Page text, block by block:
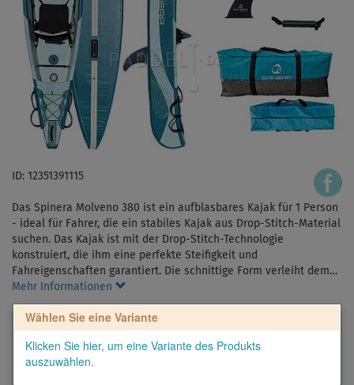
ID: 12351391115
Das Spinera Molveno 380 ist ein aufblasbares Kajak für 1 Person
- ideal für Fahrer, die ein stabiles Kajak aus Drop-Stitch-Material
suchen. Das Kajak ist mit der Drop-Stitch-Technologie
konstruiert, die ihm eine perfekte Steifigkeit und
Fahreigenschaften garantiert. Die schnittige Form verleiht dem…
Mehr Informationen
Wählen Sie eine Variante
Klicken Sie hier, um eine Variante des Produkts
auszuwählen.